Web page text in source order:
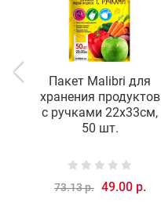
Пакет Malibri для
хранения продуктов
с ручками 22х33см,
50 шт.
73.13 р. 49.00 р.